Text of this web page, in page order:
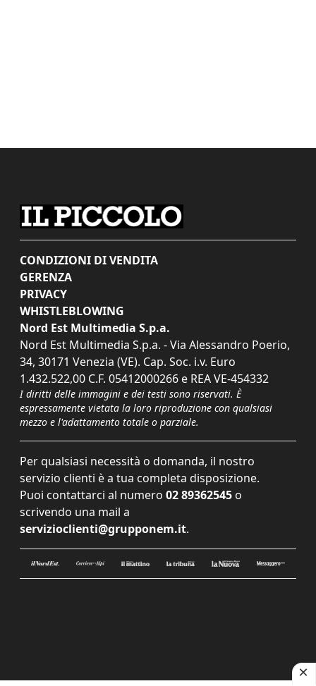
CONDIZIONI DI VENDITA
GERENZA
PRIVACY
WHISTLEBLOWING
Nord Est Multimedia S.p.a.
Nord Est Multimedia S.p.a. - Via Alessandro Poerio,
34, 30171 Venezia (VE). Cap. Soc. i.v. Euro
1.432.522,00 C.F. 05412000266 e REA VE-454332
I diritti delle immagini e dei testi sono riservati. È
espressamente vietata la loro riproduzione con qualsiasi
mezzo e l'adattamento totale o parziale.
Per qualsiasi necessità o domanda, il nostro
servizio clienti è a tua completa disposizione.
Puoi contattarci al numero 02 89362545 o
scrivendo una mail a
servizioclienti@grupponem.it.